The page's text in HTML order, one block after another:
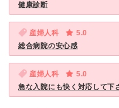
健康診断
産婦人科
5.0
総合病院の安心感
産婦人科
5.0
急な入院にも快く対応して下